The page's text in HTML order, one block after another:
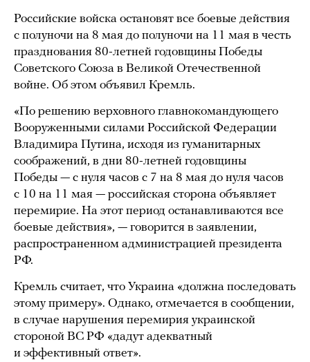
Российские войска остановят все боевые действия
с полуночи на 8 мая до полуночи на 11 мая в честь
празднования 80-летней годовщины Победы
Советского Союза в Великой Отечественной
войне. Об этом объявил Кремль.
«По решению верховного главнокомандующего
Вооруженными силами Российской Федерации
Владимира Путина, исходя из гуманитарных
соображений, в дни 80-летней годовщины
Победы — с нуля часов с 7 на 8 мая до нуля часов
с 10 на 11 мая — российская сторона объявляет
перемирие. На этот период останавливаются все
боевые действия», — говорится в заявлении,
распространенном администрацией президента
РФ.
Кремль считает, что Украина «должна последовать
этому примеру». Однако, отмечается в сообщении,
в случае нарушения перемирия украинской
стороной ВС РФ «дадут адекватный
и эффективный ответ».